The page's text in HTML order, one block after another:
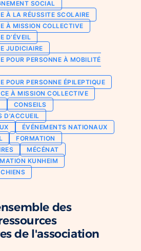
pour personne
COLLECTIVE
d’accompagnement
à la réussite scolaire
judiciaire
ou partenaire
mes collaborateurs
SOCIAL
À LA RÉUSSITE SCOLAIRE
À MISSION COLLECTIVE
D’ÉVEIL
JUDICIAIRE
POUR PERSONNE À MOBILITÉ
POUR PERSONNE ÉPILEPTIQUE
À MISSION COLLECTIVE
CONSEILS
D'ACCUEIL
ÉVÉNEMENTS NATIONAUX
FORMATION
MÉCÉNAT
KUNHEIM
des
de l'association